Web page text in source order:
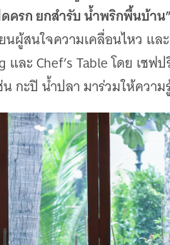
ดครก ยกสำรับ น้ำพริกพื้นบ้าน”
สนใจความเคลื่อนไหว แล
และ Chef’s Table โดย เ
กะปิ น้ำปลา มาร่วมให้ควา